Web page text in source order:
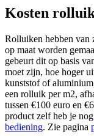
Kosten
Rolluiken hebben van
op maat worden
gebeurt dit op basis
moet zijn, hoe hoger
kunststof of
een rolluik per m2,
tussen €100 euro en
product zelf heb je
bediening. Zie pagina